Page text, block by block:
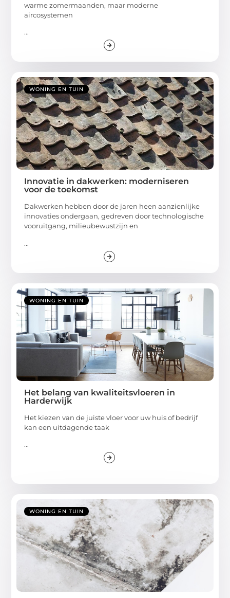
warme zomermaanden, maar moderne
aircosystemen
...
WONING EN TUIN
Innovatie in dakwerken: moderniseren
voor de toekomst
Dakwerken hebben door de jaren heen aanzienlijke
innovaties ondergaan, gedreven door technologische
vooruitgang, milieubewustzijn en
...
WONING EN TUIN
Het belang van kwaliteitsvloeren in
Harderwijk
Het kiezen van de juiste vloer voor uw huis of bedrijf
kan een uitdagende taak
...
WONING EN TUIN